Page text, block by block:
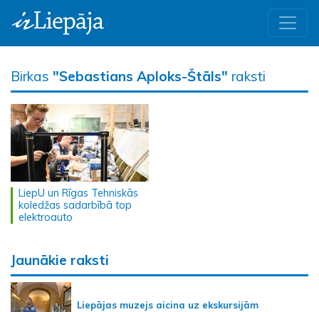
Birkas "Sebastians Aploks-Štāls" raksti
LiepU un Rīgas Tehniskās
koledžas sadarbībā top
elektroauto
Jaunākie raksti
Liepājas muzejs aicina uz ekskursijām